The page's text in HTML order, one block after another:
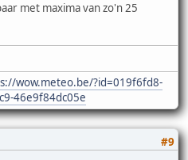
met maxima van zo'n 25
wow.meteo.be/?id=019f6fd8-
46e9f84dc05e
#9